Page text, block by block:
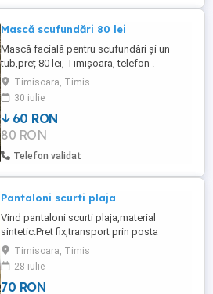
Mască scufundări 80 lei
Mască facială pentru scufundări și un
tub,preț 80 lei, Timișoara, telefon .
Timisoara, Timis
30 iulie
60 RON
80 RON
Telefon validat
Pantaloni scurti plaja
Vind pantaloni scurti plaja,material
sintetic.Pret fix,transport prin posta
suportat de catre cumparator.
Timisoara, Timis
28 iulie
70 RON